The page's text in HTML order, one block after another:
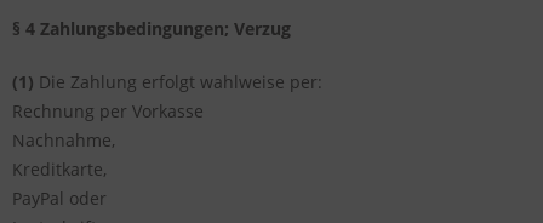
§ 4 Zahlungsbedingungen; Verzug
(1) Die Zahlung erfolgt wahlweise per:
Rechnung per Vorkasse
Nachnahme,
Kreditkarte,
PayPal oder